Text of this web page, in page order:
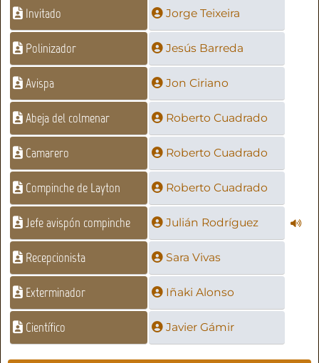
Invitado Jorge Teixeira
Polinizador Jesús Barreda
Avispa Jon Ciriano
Abeja del colmenar Roberto Cuadrado
Camarero Roberto Cuadrado
Compinche de Layton Roberto Cuadrado
Jefe avispón compinche Julián Rodríguez
Recepcionista Sara Vivas
Exterminador Iñaki Alonso
Científico Javier Gámir